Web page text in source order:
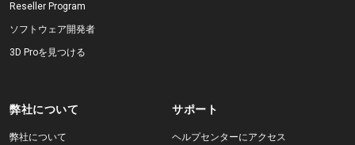
JA
Reseller Program
ソフトウェア開発者
3D Proを見つける
弊社について
弊社について
サポート
ヘルプセンターにアクセス